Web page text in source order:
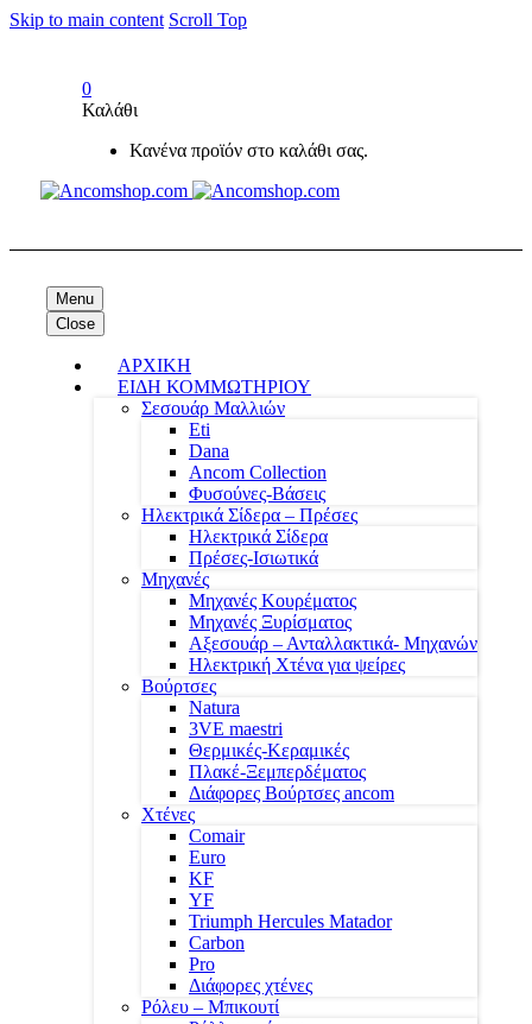
Skip to main content Scroll Top
0
Καλάθι
Κανένα προϊόν στο καλάθι σας.
Menu
Close
ΑΡΧΙΚΗ
ΕΙΔΗ ΚΟΜΜΩΤΗΡΙΟΥ
Σεσουάρ Μαλλιών
Eti
Dana
Ancom Collection
Φυσούνες-Βάσεις
Ηλεκτρικά Σίδερα – Πρέσες
Ηλεκτρικά Σίδερα
Πρέσες-Ισιωτικά
Μηχανές
Μηχανές Κουρέματος
Μηχανές Ξυρίσματος
Αξεσουάρ – Ανταλλακτικά- Μηχανών
Ηλεκτρική Χτένα για ψείρες
Βούρτσες
Natura
3VE maestri
Θερμικές-Κεραμικές
Πλακέ-Ξεμπερδέματος
Διάφορες Βούρτσες ancom
Χτένες
Comair
Euro
KF
YF
Triumph Hercules Matador
Carbon
Pro
Διάφορες χτένες
Ρόλευ – Μπικουτί